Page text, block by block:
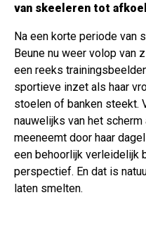
van skeeleren tot
Na een korte periode van
Beune nu weer volop van
een reeks
sportieve inzet als haar
stoelen of banken steekt.
nauwelijks van het
meeneemt door haar
een behoorlijk verleidelijk
perspectief. En dat is
laten smelten.